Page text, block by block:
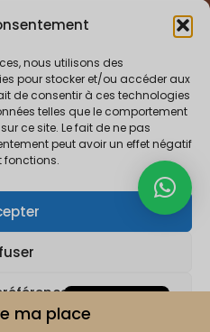
nous utilisons des
pour stocker et/ou accéder aux
de consentir à ces technologies
telles que le comportement
ce site. Le fait de ne pas
peut avoir un effet négatif
fonctions.
ma place
réservés.